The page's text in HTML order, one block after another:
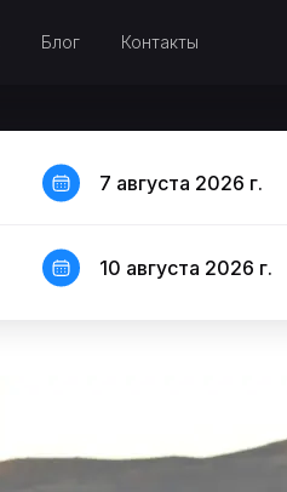
Блог Контакты
7 августа 2026 г.
10 августа 2026 г.